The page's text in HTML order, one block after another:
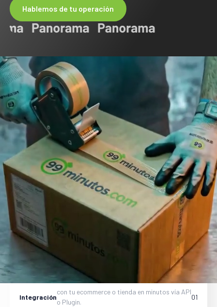
Hablemos de tu operación
Serviciosque se adaptan a
tu ritmo
ECOMMERCE &
RETAIL
FULFILLMENT PARA
TIENDAS ONLINE
Conectamos tu tienda online, almacenamos tu
inventario y despachamos cada pedido con pick &
pack profesional y envío mismo día. Ideal para Shopify,
TikTok Shops.
Integración
con tu ecommerce o tienda en minutos vía API
o Plugin.
01